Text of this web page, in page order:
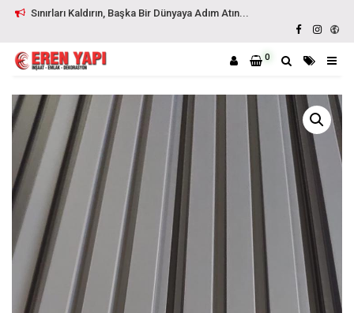
Sınırları Kaldırın, Başka Bir Dünyaya Adım Atın...
0